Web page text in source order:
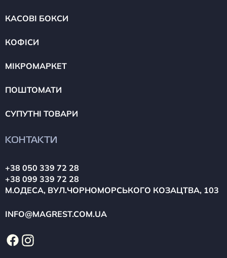
КАСОВІ БОКСИ
КОФІСИ
МІКРОМАРКЕТ
ПОШТОМАТИ
СУПУТНІ ТОВАРИ
КОНТАКТИ
+38 050 339 72 28
+38 099 339 72 28
М.ОДЕСА, ВУЛ.ЧОРНОМОРСЬКОГО КОЗАЦТВА, 103
INFO@MAGREST.COM.UA